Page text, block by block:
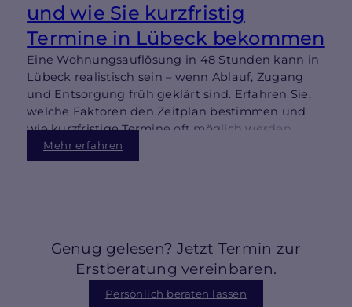
und wie Sie kurzfristig
Termine in Lübeck bekommen
Eine Wohnungsauflösung in 48 Stunden kann in
Lübeck realistisch sein – wenn Ablauf, Zugang
und Entsorgung früh geklärt sind. Erfahren Sie,
welche Faktoren den Zeitplan bestimmen und
wie kurzfristige Termine oft möglich werden.
Mehr erfahren
Genug gelesen? Jetzt Termin zur
Erstberatung vereinbaren.
Persönlich beraten lassen